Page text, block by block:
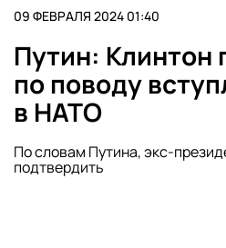
09 ФЕВРАЛЯ 2024 01:40
Путин: Клинтон
по поводу
в НАТО
По словам Путина, экс-
подтвердить